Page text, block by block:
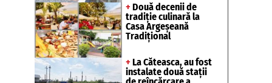
+ Două decenii de
tradiție culinară la
Casa Argeșeană
Tradițional
+ La Căteasca, au fost
instalate două stații